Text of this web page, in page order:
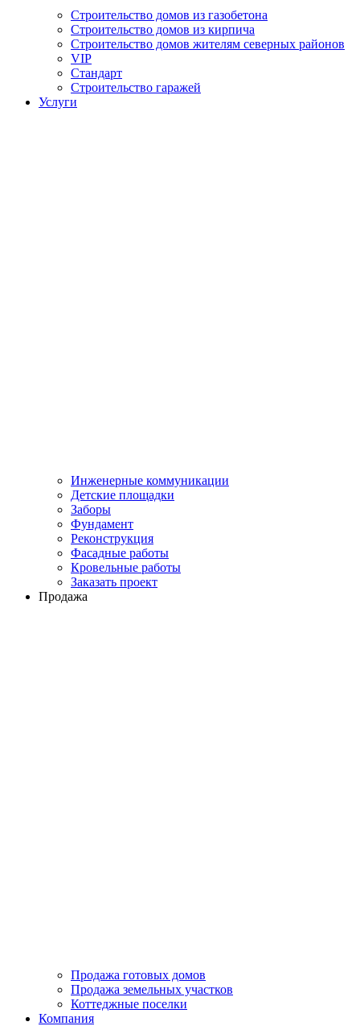
Строительство домов из газобетона
Строительство домов из кирпича
Строительство домов жителям северных районов
VIP
Стандарт
Строительство гаражей
Услуги
Инженерные коммуникации
Детские площадки
Заборы
Фундамент
Реконструкция
Фасадные работы
Кровельные работы
Заказать проект
Продажа
Продажа готовых домов
Продажа земельных участков
Коттеджные поселки
Компания